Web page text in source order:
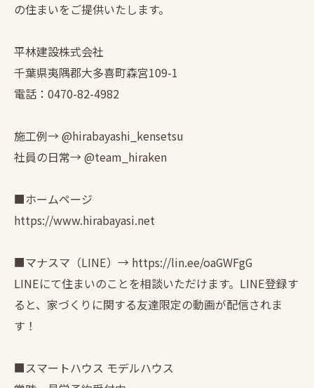
の住まいをご提供いたします。
平林建設株式会社
千葉県夷隅郡大多喜町森宮109-1
電話：0470-82-4982
施工例→ @hirabayashi_kensetsu
社員の日常→ @team_hiraken
■ホームページ
https://www.hirabayasi.net
■マナスマ（LINE）→ https://lin.ee/oaGWFgG
LINEにて住まいのことを相談いただけます。LINE登録す
ると、家づくりに関する友達限定の動画が配信されま
す！
■スマートハウス モデルハウス